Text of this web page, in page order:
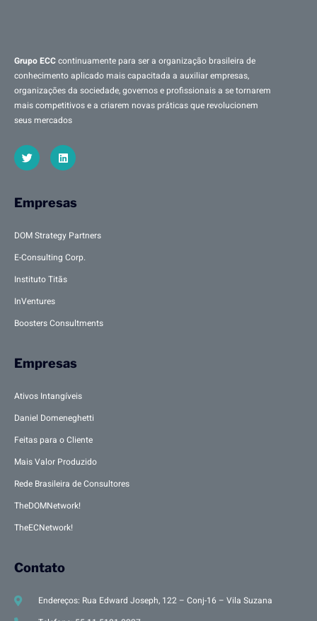
Grupo ECCcontinuamente para ser a organização brasileira de
conhecimento aplicado mais capacitada a auxiliar empresas,
organizações da sociedade, governos e profissionais a se tornarem
mais competitivos e a criarem novas práticas que revolucionem
seus mercados
Empresas
DOM Strategy Partners
E-Consulting Corp.
Instituto Titãs
InVentures
Boosters Consultments
Empresas
Ativos Intangíveis
Daniel Domeneghetti
Feitas para o Cliente
Mais Valor Produzido
Rede Brasileira de Consultores
TheDOMNetwork!
TheECNetwork!
Contato
Endereços: Rua Edward Joseph, 122 – Conj-16 – Vila Suzana